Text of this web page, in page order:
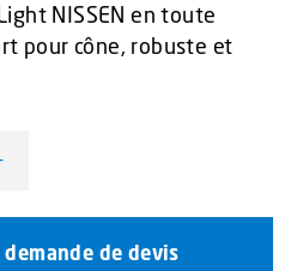
NISSEN en toute
pour cône, robuste et
Mono-Light sur cône
de devis